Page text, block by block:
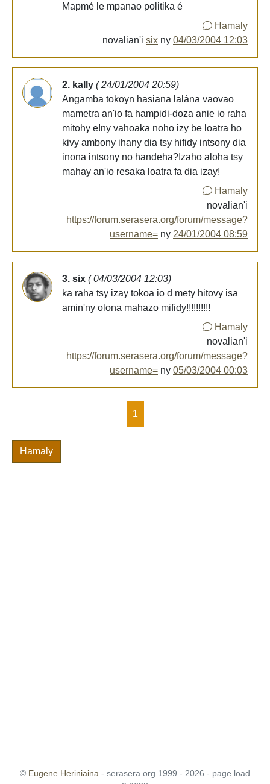
Mapmé le mpanao politika é
Hamaly
novalian'i six ny 04/03/2004 12:03
2. kally ( 24/01/2004 20:59)
Angamba tokoyn hasiana lalàna vaovao
mametra an'io fa hampidi-doza anie io raha
mitohy e!ny vahoaka noho izy be loatra ho
kivy ambony ihany dia tsy hifidy intsony dia
inona intsony no handeha?Izaho aloha tsy
mahay an'io resaka loatra fa dia izay!
Hamaly
novalian'i
https://forum.serasera.org/forum/message?
username= ny 24/01/2004 08:59
3. six ( 04/03/2004 12:03)
ka raha tsy izay tokoa io d mety hitovy isa
amin'ny olona mahazo mifidy!!!!!!!!!!
Hamaly
novalian'i
https://forum.serasera.org/forum/message?
username= ny 05/03/2004 00:03
1
Hamaly
© Eugene Heriniaina - serasera.org 1999 - 2026 - page load